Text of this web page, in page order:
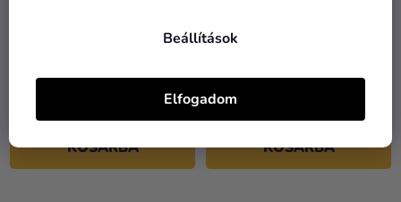
Beállítások
Elfogadom
Fólia lufi - Fekete csillag
KOSÁRBA
Fólia lufi - Pezsgős üveg
1 920 Ft
KOSÁRBA